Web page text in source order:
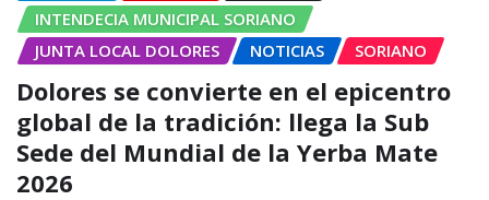
INTENDECIA MUNICIPAL SORIANO
JUNTA LOCAL DOLORES
NOTICIAS SORIANO
Dolores se convierte en el epicentro
global de la tradición: llega la Sub
Sede del Mundial de la Yerba Mate
2026